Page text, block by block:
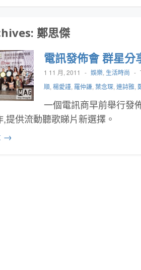
鄭思傑
電訊發佈會 群星分
1 11 月, 2011 - 娛樂, 生活時尚 -
順, 楊愛謹, 羅仲謙, 葉念琛, 連詩雅,
一個電訊商早前舉行發
提供流動聽歌睇片新選擇。
→